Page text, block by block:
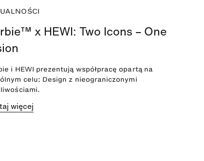
x HEWI: Two Icons – One
i HEWI prezentują współpracę opartą na
celu: Design z nieograniczonymi
więcej